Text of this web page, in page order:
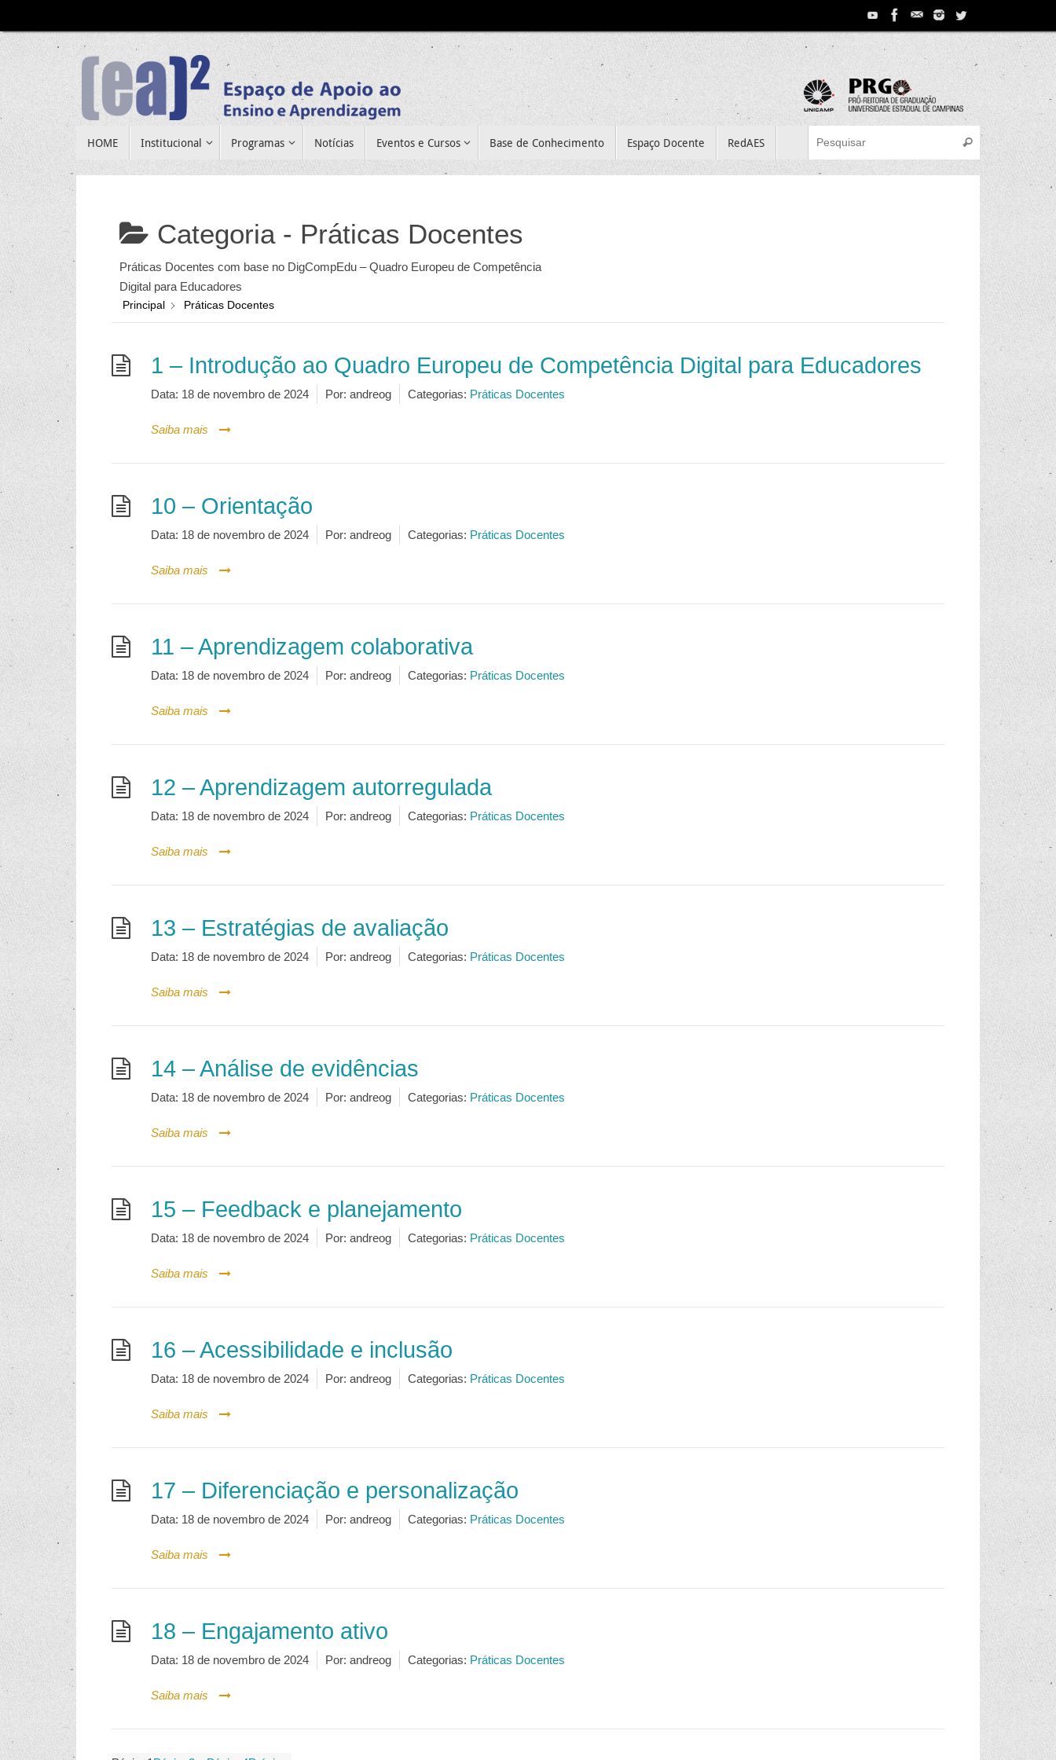
para
conteúdo
para
conteúdo
HOME Institucional Programas Notícias Eventos e Cursos Base de Conhecimento Espaço Docente RedAES
Search for:
Pesquisar
Categoria - Práticas Docentes
Práticas Docentes com base no DigCompEdu – Quadro Europeu de Competência
Digital para Educadores
Principal Práticas Docentes
1 – Introdução ao Quadro Europeu de Competência Digital para Educadores
Data: 18 de novembro de 2024 Por: andreog Categorias: Práticas Docentes
Saiba mais
10 – Orientação
Data: 18 de novembro de 2024 Por: andreog Categorias: Práticas Docentes
Saiba mais
11 – Aprendizagem colaborativa
Data: 18 de novembro de 2024 Por: andreog Categorias: Práticas Docentes
Saiba mais
12 – Aprendizagem autorregulada
Data: 18 de novembro de 2024 Por: andreog Categorias: Práticas Docentes
Saiba mais
13 – Estratégias de avaliação
Data: 18 de novembro de 2024 Por: andreog Categorias: Práticas Docentes
Saiba mais
14 – Análise de evidências
Data: 18 de novembro de 2024 Por: andreog Categorias: Práticas Docentes
Saiba mais
15 – Feedback e planejamento
Data: 18 de novembro de 2024 Por: andreog Categorias: Práticas Docentes
Saiba mais
16 – Acessibilidade e inclusão
Data: 18 de novembro de 2024 Por: andreog Categorias: Práticas Docentes
Saiba mais
17 – Diferenciação e personalização
Data: 18 de novembro de 2024 Por: andreog Categorias: Práticas Docentes
Saiba mais
18 – Engajamento ativo
Data: 18 de novembro de 2024 Por: andreog Categorias: Práticas Docentes
Saiba mais